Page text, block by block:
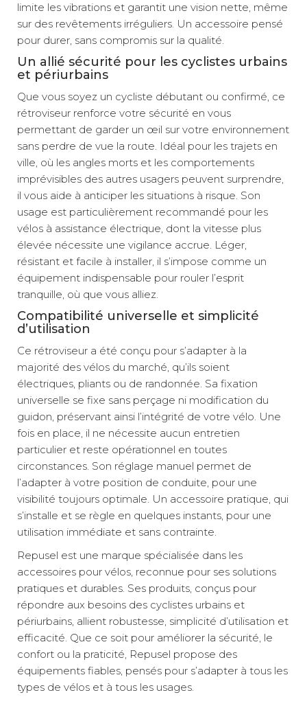
limite les vibrations et garantit une vision nette, même
sur des revêtements irréguliers. Un accessoire pensé
pour durer, sans compromis sur la qualité.
Un allié sécurité pour les cyclistes urbains
et périurbains
Que vous soyez un cycliste débutant ou confirmé, ce
rétroviseur renforce votre sécurité en vous
permettant de garder un œil sur votre environnement
sans perdre de vue la route. Idéal pour les trajets en
ville, où les angles morts et les comportements
imprévisibles des autres usagers peuvent surprendre,
il vous aide à anticiper les situations à risque. Son
usage est particulièrement recommandé pour les
vélos à assistance électrique, dont la vitesse plus
élevée nécessite une vigilance accrue. Léger,
résistant et facile à installer, il s’impose comme un
équipement indispensable pour rouler l’esprit
tranquille, où que vous alliez.
Compatibilité universelle et simplicité
d’utilisation
Ce rétroviseur a été conçu pour s’adapter à la
majorité des vélos du marché, qu’ils soient
électriques, pliants ou de randonnée. Sa fixation
universelle se fixe sans perçage ni modification du
guidon, préservant ainsi l’intégrité de votre vélo. Une
fois en place, il ne nécessite aucun entretien
particulier et reste opérationnel en toutes
circonstances. Son réglage manuel permet de
l’adapter à votre position de conduite, pour une
visibilité toujours optimale. Un accessoire pratique, qui
s’installe et se règle en quelques instants, pour une
utilisation immédiate et sans contrainte.
Repusel est une marque spécialisée dans les
accessoires pour vélos, reconnue pour ses solutions
pratiques et durables. Ses produits, conçus pour
répondre aux besoins des cyclistes urbains et
périurbains, allient robustesse, simplicité d’utilisation et
efficacité. Que ce soit pour améliorer la sécurité, le
confort ou la praticité, Repusel propose des
équipements fiables, pensés pour s’adapter à tous les
types de vélos et à tous les usages.